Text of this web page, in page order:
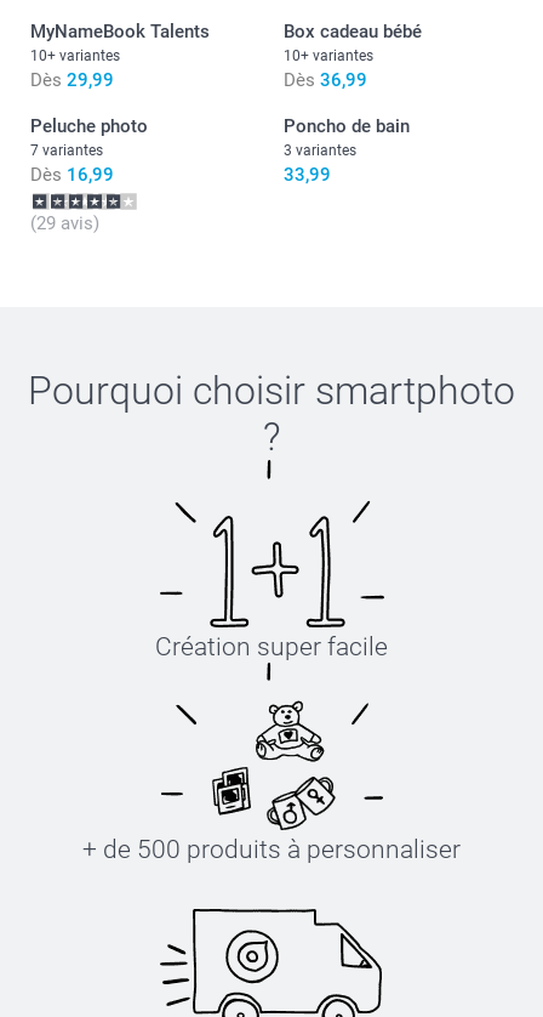
MyNameBook Talents
10+ variantes
Dès 29,99
Box cadeau bébé
10+ variantes
Dès 36,99
Peluche photo
7 variantes
Dès 16,99
(29 avis)
Poncho de bain
3 variantes
33,99
Pourquoi choisir smartphoto
?
Création super facile
+ de 500 produits à personnaliser